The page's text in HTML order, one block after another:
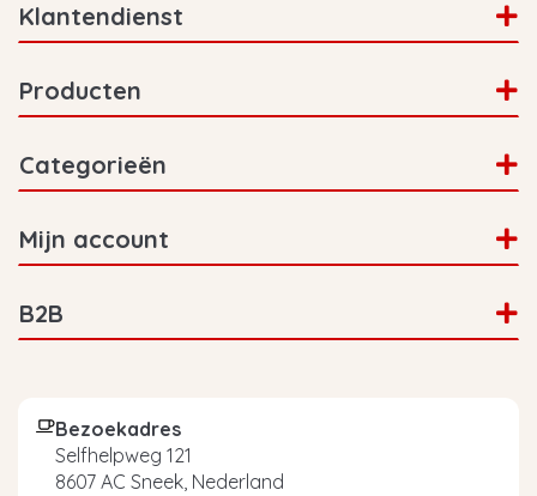
Klantendienst
Producten
Categorieën
Mijn account
B2B
Bezoekadres
Selfhelpweg 121
8607 AC Sneek, Nederland